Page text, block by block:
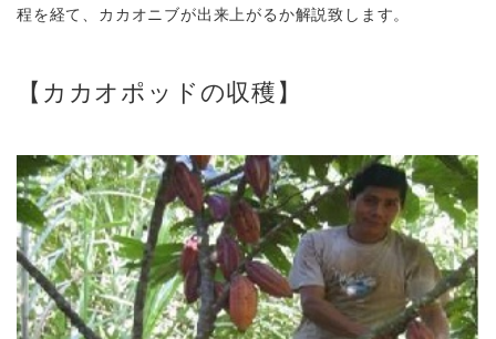
程を経て、カカオニブが出来上がるか解説致します。
【カカオポッドの収穫】